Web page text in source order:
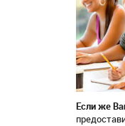
Если же